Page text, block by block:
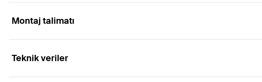
Montaj talimatı
Teknik veriler